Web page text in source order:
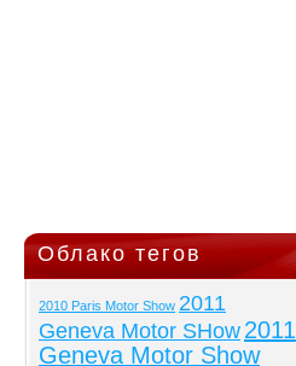
Облако тегов
2010 Paris Motor Show 2011
Geneva Motor SHow 2011
Geneva Motor Show